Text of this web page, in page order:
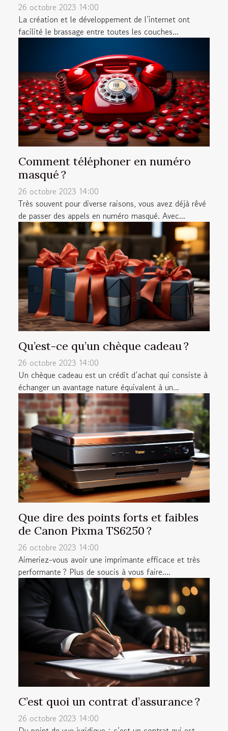
26 octobre 2023 14:00
La création et le développement de l’internet ont
facilité le brassage entre toutes les couches...
Comment téléphoner en numéro
masqué ?
26 octobre 2023 14:00
Très souvent pour diverse raisons, vous avez déjà rêvé
de passer des appels en numéro masqué. Avec...
Qu’est-ce qu’un chèque cadeau ?
26 octobre 2023 14:00
Un chèque cadeau est un crédit d’achat qui consiste à
échanger un avantage nature équivalent à un...
Que dire des points forts et faibles
de Canon Pixma TS6250 ?
26 octobre 2023 14:00
Aimeriez-vous avoir une imprimante efficace et très
performante ? Plus de soucis à vous faire....
C’est quoi un contrat d’assurance ?
26 octobre 2023 14:00